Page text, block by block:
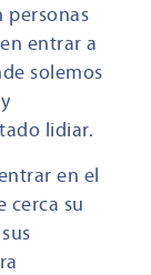
personas
entrar a
solemos
lidiar.
en el
cerca su